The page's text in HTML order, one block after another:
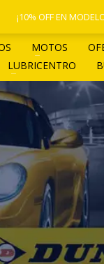
MOTOS
LUBRICENTRO
¡10% OFF EN